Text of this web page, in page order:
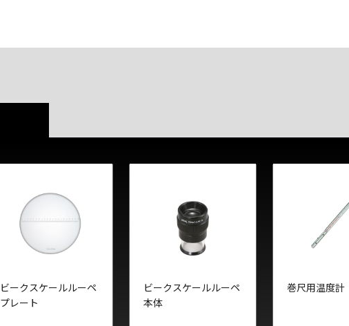
ビークスケールルーペ
プレート
ビークスケールルーペ
本体
巻尺用温度計